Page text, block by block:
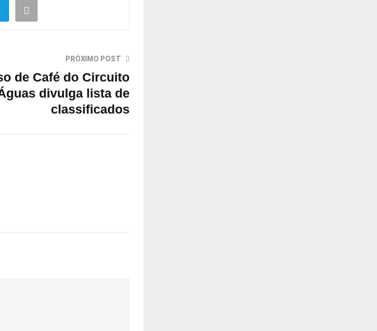
PRÓXIMO POST
de Café do Circuito
divulga lista de
classificados